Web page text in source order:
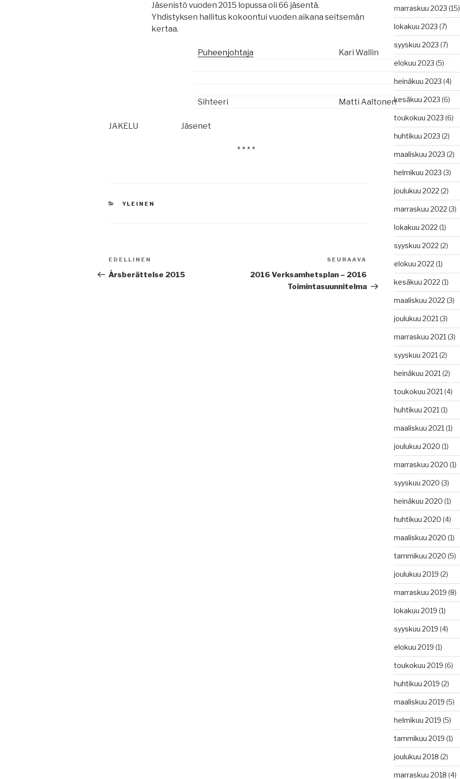
Jäsenistö vuoden 2015 lopussa oli 66 jäsentä.
Yhdistyksen hallitus kokoontui vuoden aikana seitsemän
kertaa.
Puheenjohtaja Kari Wallin
Sihteeri Matti Aaltonen
JAKELU Jäsenet
* * * *
KATEGORIAT
YLEINEN
Artikkelien
selaus
Edellinen
artikkeli
EDELLINEN
Årsberättelse 2015
Seuraava
artikkeli
SEURAAVA
2016 Verksamhetsplan – 2016
Toimintasuunnitelma
marraskuu 2023 (15)
lokakuu 2023 (7)
syyskuu 2023 (7)
elokuu 2023 (5)
heinäkuu 2023 (4)
kesäkuu 2023 (6)
toukokuu 2023 (6)
huhtikuu 2023 (2)
maaliskuu 2023 (2)
helmikuu 2023 (3)
joulukuu 2022 (2)
marraskuu 2022 (3)
lokakuu 2022 (1)
syyskuu 2022 (2)
elokuu 2022 (1)
kesäkuu 2022 (1)
maaliskuu 2022 (3)
joulukuu 2021 (3)
marraskuu 2021 (3)
syyskuu 2021 (2)
heinäkuu 2021 (2)
toukokuu 2021 (4)
huhtikuu 2021 (1)
maaliskuu 2021 (1)
joulukuu 2020 (1)
marraskuu 2020 (1)
syyskuu 2020 (3)
heinäkuu 2020 (1)
huhtikuu 2020 (4)
maaliskuu 2020 (1)
tammikuu 2020 (5)
joulukuu 2019 (2)
marraskuu 2019 (8)
lokakuu 2019 (1)
syyskuu 2019 (4)
elokuu 2019 (1)
toukokuu 2019 (6)
huhtikuu 2019 (2)
maaliskuu 2019 (5)
helmikuu 2019 (5)
tammikuu 2019 (1)
joulukuu 2018 (2)
marraskuu 2018 (4)